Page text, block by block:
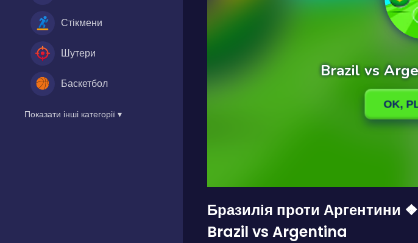
Стікмени
Шутери
Баскетбол
Показати інші категорії ▾
Бразилія проти Аргентини ❖
Brazil vs Argentina